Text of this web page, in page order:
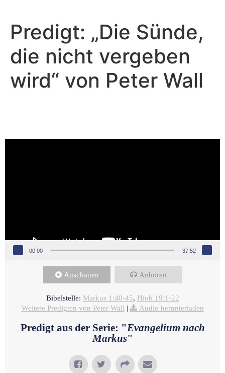
Predigt: „Die Sünde,
die nicht vergeben
wird“ von Peter Wall
Video-Player
00:00 37:52
Anschauen Anhören
Bibelstelle: Markus 1:40-45, Hiob 19:1-22
Weitere Predigten von Peter Wall | Audio herunterladen
Predigt aus der Serie: "Evangelium nach
Markus"